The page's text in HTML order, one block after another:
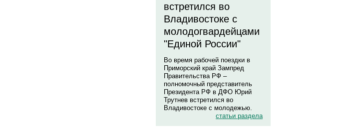
встретился во
Владивостоке с
молодогвардейцами
"Единой России"
Во время рабочей поездки в
Приморский край Зампред
Правительства РФ –
полномочный представитель
Президента РФ в ДФО Юрий
Трутнев встретился во
Владивостоке с молодежью.
статьи раздела